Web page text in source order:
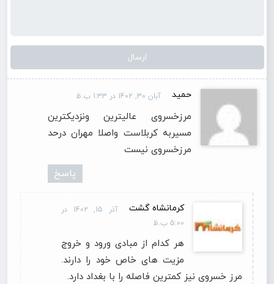
حمید آبان 30, 1402 در 1:33 ب.ظ
مرزخسروی عالیترین ونزدیکترین
مسیربه کربلاست واصلا مهران درحد
مرزخسروی نیست
پاسخ
کرمانشاه گشت
آذر 15, 1402 در
5:00 ب.ظ
هر کدام از مبادی ورود و خروج
مزیت های خاص خود را دارند.
مرز خسروی نیز کمترین فاصله را با بغداد دارد.